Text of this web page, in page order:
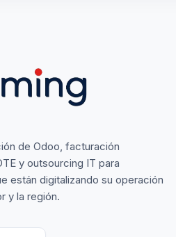
de Odoo, facturación
y outsourcing IT para
están digitalizando su operación
y la región.